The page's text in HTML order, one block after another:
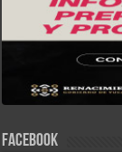
FACEBOOK